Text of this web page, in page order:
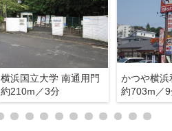
横浜国立大学 南通用門
約210m／3分
かつや横浜
約703m／